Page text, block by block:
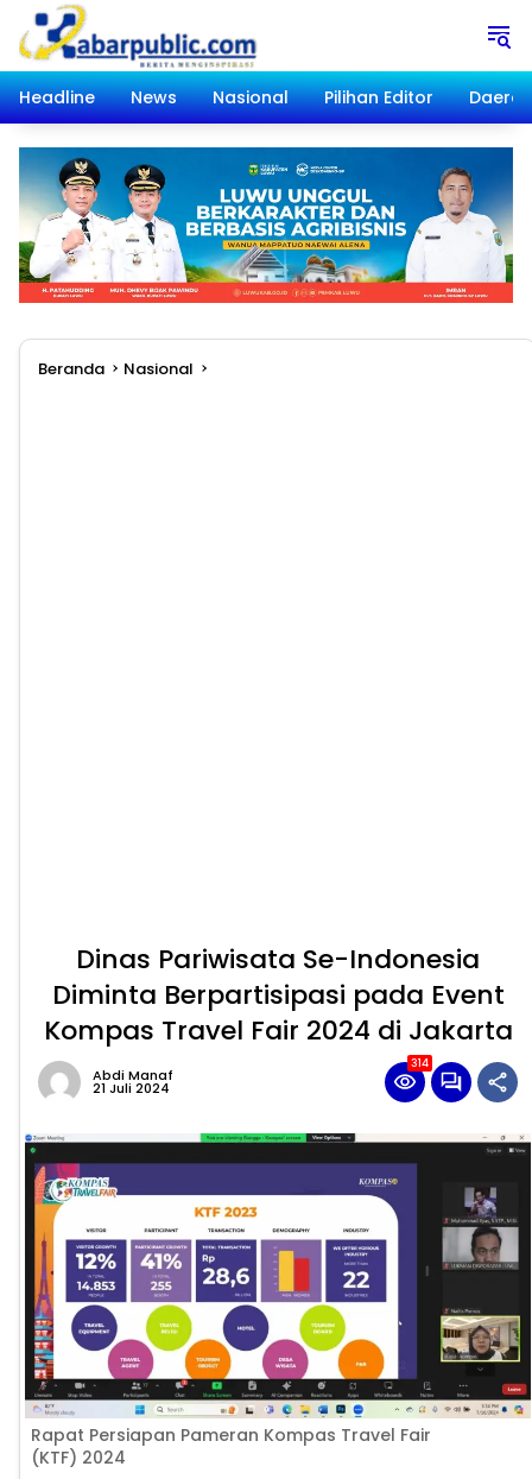
Langsung
konten
Headline
News Nasional Pilihan Editor Daerah
Beranda Nasional
Dinas Pariwisata Se-Indonesia
Diminta Berpartisipasi pada Event
Kompas Travel Fair 2024 di Jakarta
Abdi Manaf
21 Juli 2024
314
Rapat Persiapan Pameran Kompas Travel Fair
(KTF) 2024